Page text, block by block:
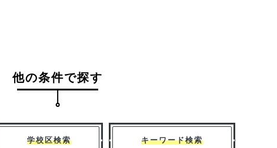
他の条件で探す
学校区検索 キーワード検索